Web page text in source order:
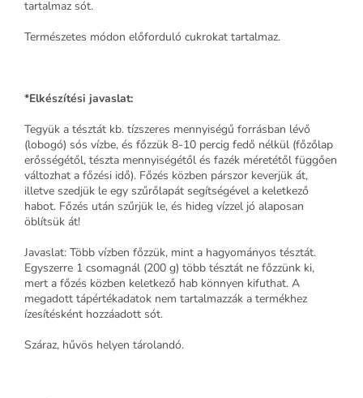
tartalmaz sót.
Természetes módon előforduló cukrokat tartalmaz.
*Elkészítési javaslat:
Tegyük a tésztát kb. tízszeres mennyiségű forrásban lévő
(lobogó) sós vízbe, és főzzük 8-10 percig fedő nélkül (főzőlap
erősségétől, tészta mennyiségétől és fazék méretétől függően
változhat a főzési idő). Főzés közben párszor keverjük át,
illetve szedjük le egy szűrőlapát segítségével a keletkező
habot. Főzés után szűrjük le, és hideg vízzel jó alaposan
öblítsük át!
Javaslat: Több vízben főzzük, mint a hagyományos tésztát.
Egyszerre 1 csomagnál (200 g) több tésztát ne főzzünk ki,
mert a főzés közben keletkező hab könnyen kifuthat. A
megadott tápértékadatok nem tartalmazzák a termékhez
ízesítésként hozzáadott sót.
Száraz, hűvös helyen tárolandó.